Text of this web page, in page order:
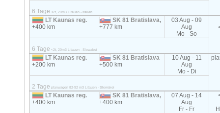
6 Tage <2t, 20m3 Litauen - Italien
LT Kaunas reg.
+400 km
SK 81 Bratislava,
+777 km
03 Aug - 09
Aug
Mo - So
6 Tage <2t, 20m3 Litauen - Slowakei
LT Kaunas reg.
+200 km
SK 81 Bratislava
+500 km
10 Aug - 11
Aug
Mo - Di
2 Tage planwagen 82-92 m3 Litauen - Slowakei
LT Kaunas reg.
+400 km
SK 81 Bratislava,
+400 km
07 Aug - 14
Aug
Fr - Fr